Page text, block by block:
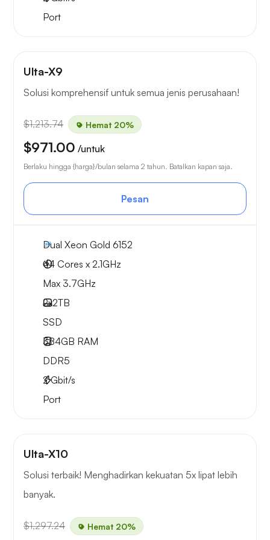
Port
Ulta-X9
Solusi komprehensif untuk semua jenis perusahaan!
$1,213.74 Hemat 20%
$971.00 /untuk
Berlaku hingga {harga}/bulan selama 2 tahun. Batalkan kapan saja.
Pesan
Dual Xeon Gold 6152
44 Cores x 2.1GHz
Max 3.7GHz
2x2TB
SSD
384GB RAM
DDR5
2Gbit/s
Port
Ulta-X10
Solusi terbaik! Menghadirkan kekuatan 5x lipat lebih
banyak.
$1,297.24 Hemat 20%